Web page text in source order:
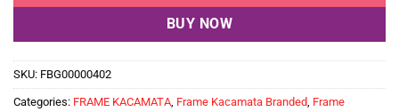
BUY NOW
SKU: FBG00000402
Categories: FRAME KACAMATA, Frame Kacamata Branded, Frame